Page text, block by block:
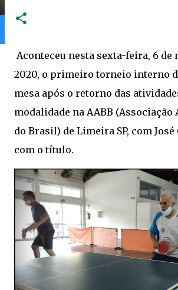
Home
Aconteceu nesta sexta-feira, 6 de
2020, o primeiro torneio interno
mesa após o retorno das
modalidade na AABB (Associação
do Brasil) de Limeira SP, com
com o título.